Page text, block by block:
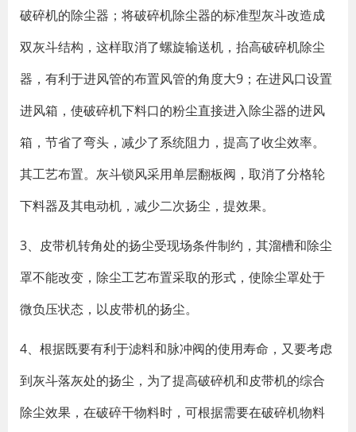
破碎机的除尘器；将破碎机除尘器的标准型灰斗改造成
双灰斗结构，这样取消了螺旋输送机，抬高破碎机除尘
器，有利于进风管的布置风管的角度大9；在进风口设置
进风箱，使破碎机下料口的粉尘直接进入除尘器的进风
箱，节省了弯头，减少了系统阻力，提高了收尘效率。
其工艺布置。灰斗锁风采用单层翻板阀，取消了分格轮
下料器及其电动机，减少二次扬尘，提效果。
3、皮带机转角处的扬尘受现场条件制约，其溜槽和除尘
罩不能改变，除尘工艺布置采取的形式，使除尘罩处于
微负压状态，以皮带机的扬尘。
4、根据既要有利于滤料和脉冲阀的使用寿命，又要考虑
到灰斗落灰处的扬尘，为了提高破碎机和皮带机的综合
除尘效果，在破碎干物料时，可根据需要在破碎机物料